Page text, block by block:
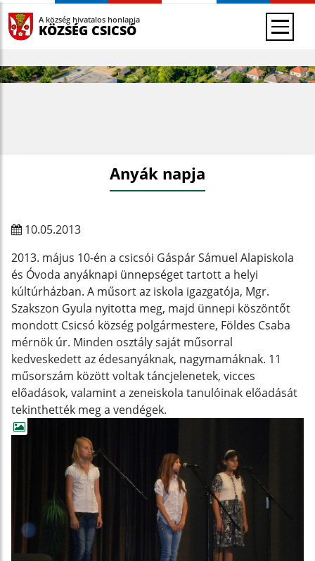
A község hivatalos honlapja
KÖZSÉG CSICSÓ
Anyák napja
10.05.2013
2013. május 10-én a csicsói Gáspár Sámuel Alapiskola
és Óvoda anyáknapi ünnepséget tartott a helyi
kúltúrházban. A műsort az iskola igazgatója, Mgr.
Szakszon Gyula nyitotta meg, majd ünnepi köszöntőt
mondott Csicsó község polgármestere, Földes Csaba
mérnök úr. Minden osztály saját műsorral
kedveskedett az édesanyáknak, nagymamáknak. 11
műsorszám között voltak táncjelenetek, vicces
előadások, valamint a zeneiskola tanulóinak előadását
tekinthették meg a vendégek.